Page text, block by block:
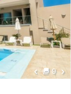
Vorige
9
foto's